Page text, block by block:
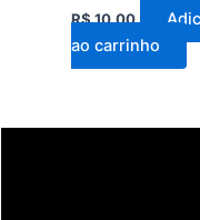
R$10,00
ao carrinho